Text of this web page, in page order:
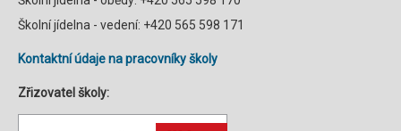
Školní jídelna - vedení: +420 565 598 171
Kontaktní údaje na pracovníky školy
Zřizovatel školy: